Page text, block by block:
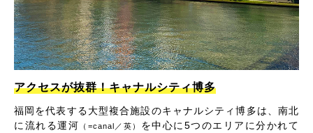
アクセスが抜群！キャナルシティ博多
福岡を代表する大型複合施設のキャナルシティ博多は、南北
に流れる運河 （=canal／英）
を中心に5つのエリアに分かれて